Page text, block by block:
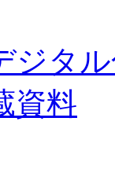
ジタ
資料